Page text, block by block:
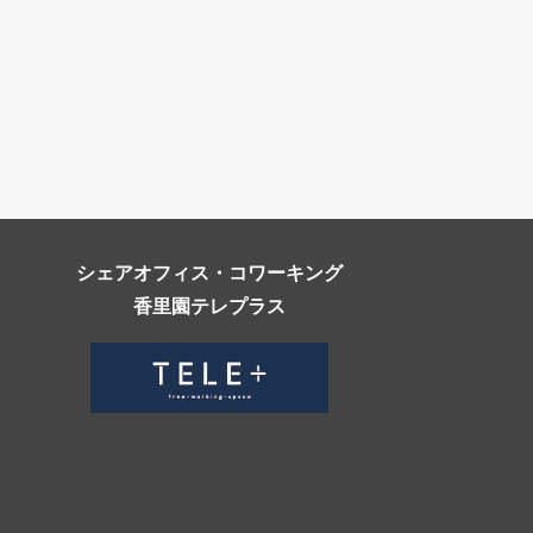
シェアオフィス・コワーキング
香里園テレプラス